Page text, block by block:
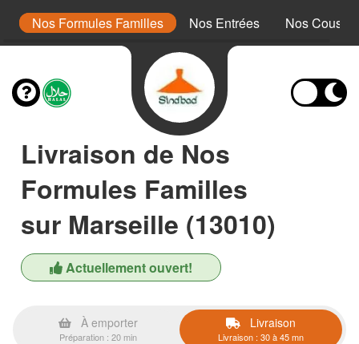
Nos Formules Familles Nos Entrées Nos
Livraison de Nos
Formules Familles
sur Marseille (13010)
Actuellement ouvert!
À emporter
Préparation : 20 min
Livraison
Livraison : 30 à 45 mn